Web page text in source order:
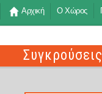
Αρχική Ο Χώρος